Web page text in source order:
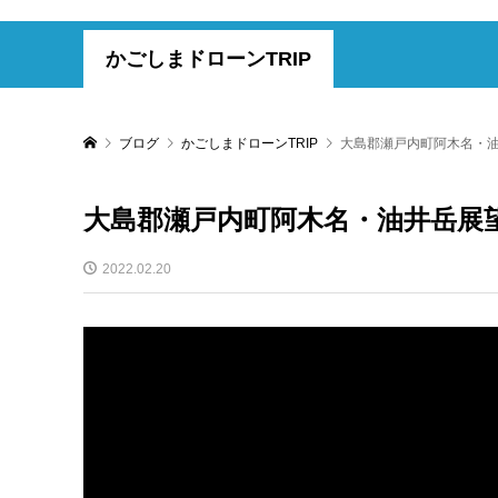
かごしまドローンTRIP
ブログ かごしまドローンTRIP 大島郡瀬戸内町阿木名・
大島郡瀬戸内町阿木名・油井岳展
2022.02.20